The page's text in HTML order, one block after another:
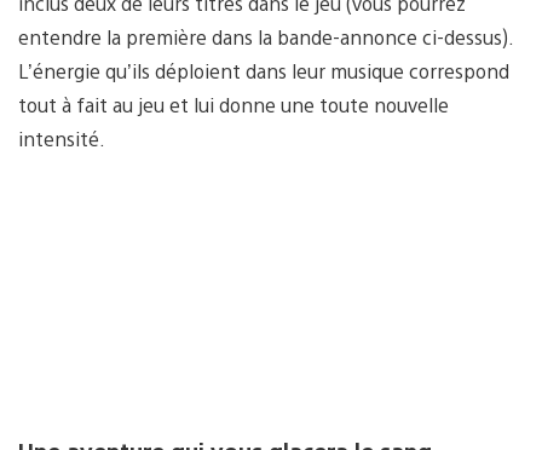
entendre la première dans la bande-annonce ci-dessus).
L’énergie qu’ils déploient dans leur musique correspond
tout à fait au jeu et lui donne une toute nouvelle
intensité.